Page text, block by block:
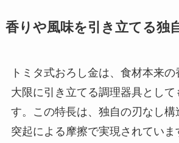
香りや風味を引き立てる独
トミタ式おろし金は、食材本来
大限に引き立てる調理器具として
す。この特長は、独自の刃なし構
突起による摩擦で実現されていま